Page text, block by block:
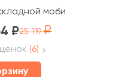
Икс пулл / X-
мобильный
25 119
(6)